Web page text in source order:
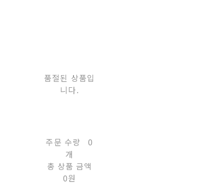
품절된 상품입
니다.
주문 수량
0
개
총 상품 금액
0원